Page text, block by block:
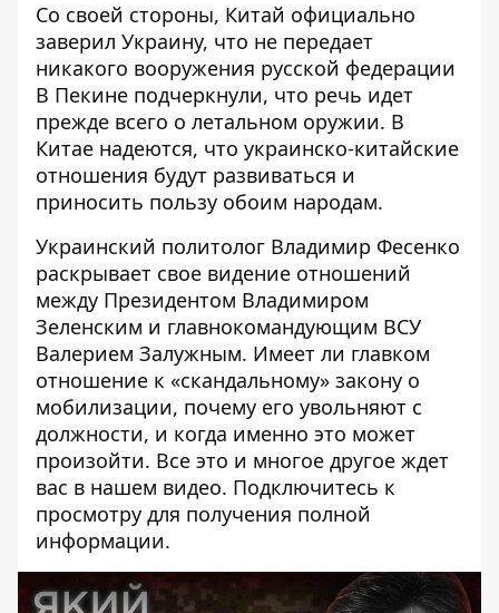
Со своей стороны, Китай официально
заверил Украину, что не передает
никакого вооружения русской федерации
В Пекине подчеркнули, что речь идет
прежде всего о летальном оружии. В
Китае надеются, что украинско-китайские
отношения будут развиваться и
приносить пользу обоим народам.
Украинский политолог Владимир Фесенко
раскрывает свое видение отношений
между Президентом Владимиром
Зеленским и главнокомандующим ВСУ
Валерием Залужным. Имеет ли главком
отношение к «скандальному» закону о
мобилизации, почему его увольняют с
должности, и когда именно это может
произойти. Все это и многое другое ждет
вас в нашем видео. Подключитесь к
просмотру для получения полной
информации.